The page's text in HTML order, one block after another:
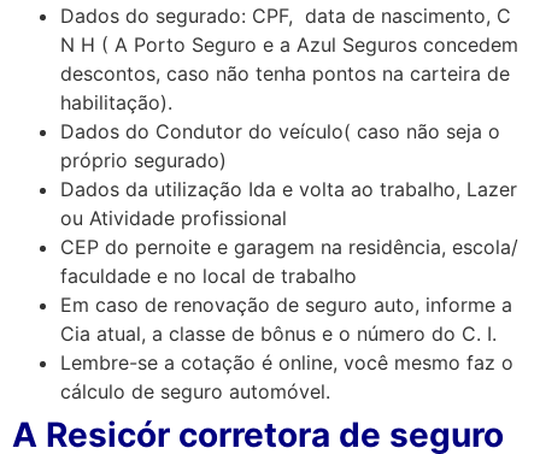
Dados do segurado: CPF, data de nascimento, C
N H ( A Porto Seguro e a Azul Seguros concedem
descontos, caso não tenha pontos na carteira de
habilitação).
Dados do Condutor do veículo( caso não seja o
próprio segurado)
Dados da utilização Ida e volta ao trabalho, Lazer
ou Atividade profissional
CEP do pernoite e garagem na residência, escola/
faculdade e no local de trabalho
Em caso de renovação de seguro auto, informe a
Cia atual, a classe de bônus e o número do C. I.
Lembre-se a cotação é online, você mesmo faz o
cálculo de seguro automóvel.
A Resicór corretora de seguro